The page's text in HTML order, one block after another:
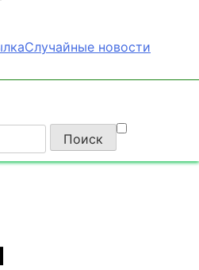
Случайные новости